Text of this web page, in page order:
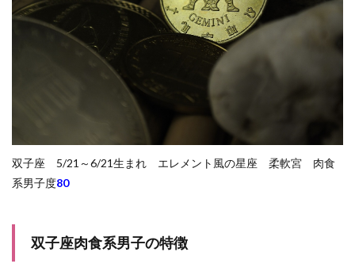
双子座 5/21～6/21生まれ エレメント風の星座 柔軟宮 肉食
系男子度80
双子座肉食系男子の特徴